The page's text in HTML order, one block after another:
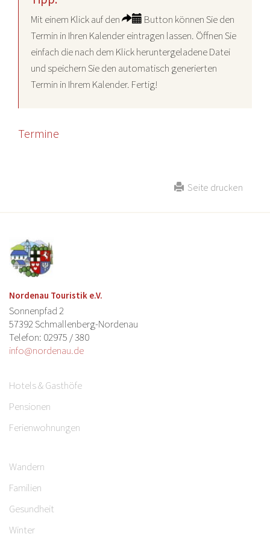
Mit einem Klick auf den
Button können Sie den
Termin in Ihren Kalender eintragen lassen. Öffnen Sie
einfach die nach dem Klick heruntergeladene Datei
und speichern Sie den automatisch generierten
Termin in Ihrem Kalender. Fertig!
Termine
Seite drucken
Nordenau Touristik e.V.
Sonnenpfad 2
57392 Schmallenberg-Nordenau
Telefon: 02975 / 380
info@nordenau.de
Hotels & Gasthöfe
Pensionen
Ferienwohnungen
Wandern
Familien
Gesundheit
Winter